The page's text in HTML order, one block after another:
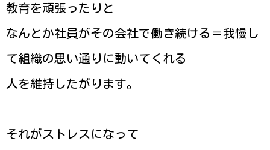
教育を頑張ったりと
なんとか社員がその会社で働き続ける＝我慢し
て組織の思い通りに動いてくれる
人を維持したがります。
それがストレスになって